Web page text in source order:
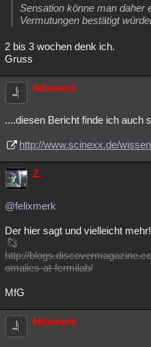
Sensation könne man daher
Vermutungen bestätigt
2 bis 3 wochen denk ich.
Gruss
felixmerk
....diesen Bericht finde ich auch
http://www.scinexx.de/
Z.
@felixmerk
Der hier sagt und vielleicht
http://
omalies-at-fermilab/
MfG
felixmerk